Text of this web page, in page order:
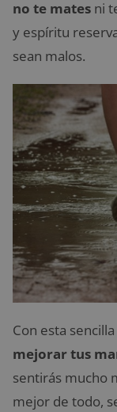
no te mates ni
y espíritu
sean malos.
Con esta
mejorar tus
sentirás mucho
mejor de todo,